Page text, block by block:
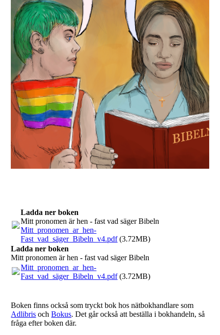
Ladda ner boken
Mitt pronomen är hen - fast vad säger Bibeln
Mitt_pronomen_ar_hen-
Fast_vad_säger_Bibeln_v4.pdf(3.72MB)
Ladda ner boken
Mitt pronomen är hen - fast vad säger Bibeln
Mitt_pronomen_ar_hen-
Fast_vad_säger_Bibeln_v4.pdf(3.72MB)
Boken finns också som tryckt bok hos nätbokhandlare som
Adlibris ochBokus. Det går också att beställa i bokhandeln, så
fråga efter boken där.